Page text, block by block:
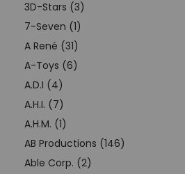
3D-Stars (3)
7-Seven (1)
A René (31)
A-Toys (6)
A.D.I (4)
A.H.I. (7)
A.H.M. (1)
AB Productions (146)
Able Corp. (2)